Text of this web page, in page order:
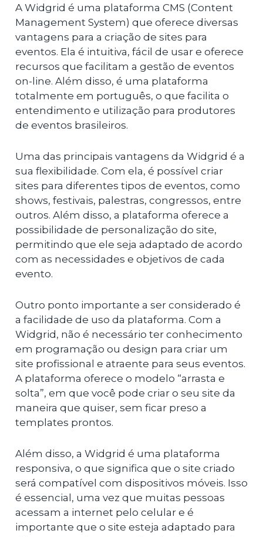
A Widgrid é uma plataforma CMS (Content
Management System) que oferece diversas
vantagens para a criação de sites para
eventos. Ela é intuitiva, fácil de usar e oferece
recursos que facilitam a gestão de eventos
on-line. Além disso, é uma plataforma
totalmente em português, o que facilita o
entendimento e utilização para produtores
de eventos brasileiros.
Uma das principais vantagens da Widgrid é a
sua flexibilidade. Com ela, é possível criar
sites para diferentes tipos de eventos, como
shows, festivais, palestras, congressos, entre
outros. Além disso, a plataforma oferece a
possibilidade de personalização do site,
permitindo que ele seja adaptado de acordo
com as necessidades e objetivos de cada
evento.
Outro ponto importante a ser considerado é
a facilidade de uso da plataforma. Com a
Widgrid, não é necessário ter conhecimento
em programação ou design para criar um
site profissional e atraente para seus eventos.
A plataforma oferece o modelo “arrasta e
solta”, em que você pode criar o seu site da
maneira que quiser, sem ficar preso a
templates prontos.
Além disso, a Widgrid é uma plataforma
responsiva, o que significa que o site criado
será compatível com dispositivos móveis. Isso
é essencial, uma vez que muitas pessoas
acessam a internet pelo celular e é
importante que o site esteja adaptado para